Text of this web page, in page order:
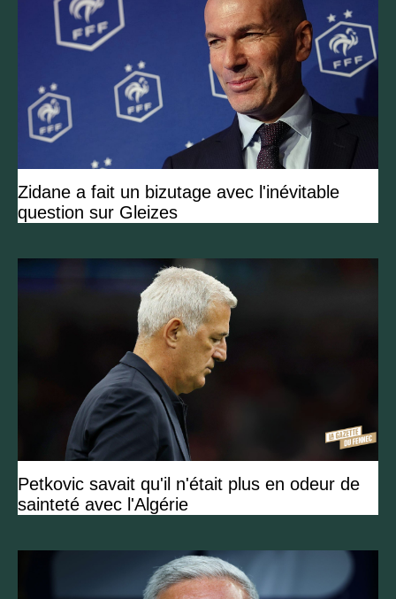
Zidane a fait un bizutage avec l'inévitable
question sur Gleizes
Petkovic savait qu'il n'était plus en odeur de
sainteté avec l'Algérie